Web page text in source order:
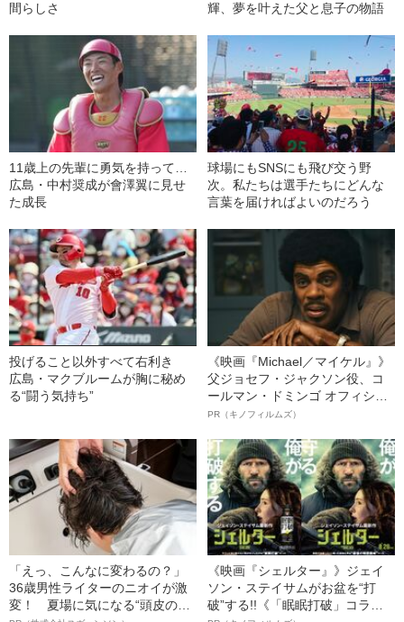
間らしさ
輝、夢を叶えた父と息子の物語
11歳上の先輩に勇気を持って…
広島・中村奨成が會澤翼に見せ
た成長
球場にもSNSにも飛び交う野
次。私たちは選手たちにどんな
言葉を届ければよいのだろう
投げること以外すべて右利き
広島・マクブルームが胸に秘め
る“闘う気持ち”
《映画『Michael／マイケル』》
父ジョセフ・ジャクソン役、コ
ールマン・ドミンゴ オフィシャ
ルインタビュー“観客を魅了した
語る”《日本興収70億円突破》
PR（キノフィルムズ）
「えっ、こんなに変わるの？」
36歳男性ライターのニオイが激
変！ 夏場に気になる“頭皮のニ
《映画『シェルター』》ジェイ
ソン・ステイサムがお盆を“打
破”する!!《「眠眠打破」コラ